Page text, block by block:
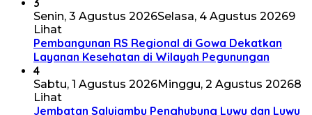
Senin, 3 Agustus 2026Selasa, 4 Agustus 20269
Lihat
Pembangunan RS Regional di Gowa Dekatkan
Layanan Kesehatan di Wilayah Pegunungan
4
Sabtu, 1 Agustus 2026Minggu, 2 Agustus 20268
Lihat
Jembatan Salujambu Penghubung Luwu dan Luwu